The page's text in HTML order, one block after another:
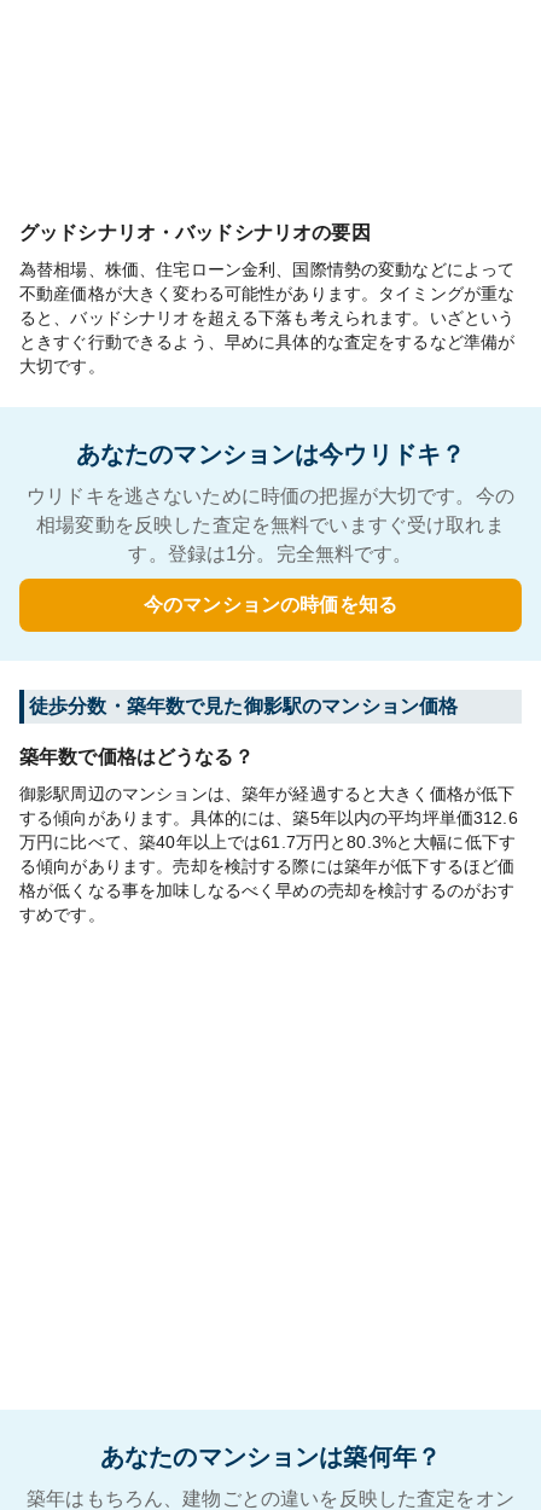
グッドシナリオ・バッドシナリオの要因
為替相場、株価、住宅ローン金利、国際情勢の変動などによって
不動産価格が大きく変わる可能性があります。タイミングが重な
ると、バッドシナリオを超える下落も考えられます。いざという
ときすぐ行動できるよう、早めに具体的な査定をするなど準備が
大切です。
あなたのマンションは今ウリドキ？
ウリドキを逃さないために時価の把握が大切です。今の
相場変動を反映した査定を無料でいますぐ受け取れま
す。登録は1分。完全無料です。
今のマンションの時価を知る
徒歩分数・築年数で見た御影駅のマンション価格
築年数で価格はどうなる？
御影駅周辺のマンションは、築年が経過すると大きく価格が低下
する傾向があります。具体的には、築5年以内の平均坪単価312.6
万円に比べて、築40年以上では61.7万円と80.3%と大幅に低下す
る傾向があります。売却を検討する際には築年が低下するほど価
格が低くなる事を加味しなるべく早めの売却を検討するのがおす
すめです。
あなたのマンションは築何年？
築年はもちろん、建物ごとの違いを反映した査定をオン